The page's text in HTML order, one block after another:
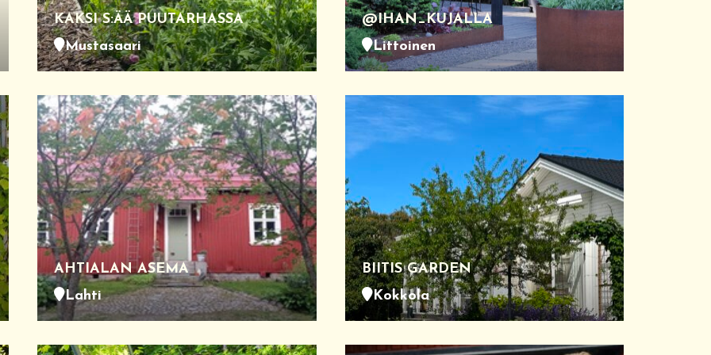
KAKSI S:ÄÄ PUUTARHASSA
Mustasaari
@IHAN_KUJALLA
Littoinen
AHTIALAN ASEMA
Lahti
BIITIS GARDEN
Kokkola